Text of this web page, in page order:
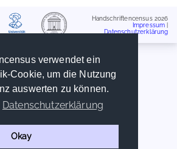
verwendet ein
Cookie, um die Nutzung
auswerten zu können.
Datenschutzerklärung
Okay
Handschriftencensus 2026
Impressum
Datenschutzerklärung